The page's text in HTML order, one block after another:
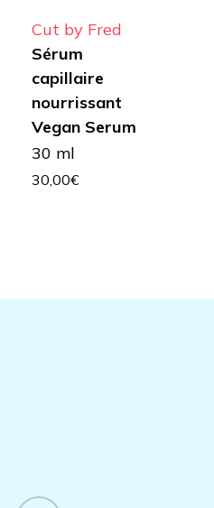
Cut by Fred
Sérum
capillaire
nourrissant
Vegan Serum
30 ml
30,00€